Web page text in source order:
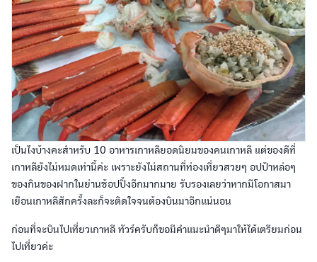
เป็นไงบ้างคะสำหรับ 10 อาหารเกาหลียอดนิยมของคนเกาหลี แต่ของดีที่
เกาหลียังไม่หมดเท่านี้ค่ะ เพราะยังไม่สถานที่ท่องเที่ยวสวยๆ อปป้าหล่อๆ
ของกินของฝากในย่านช้อปปิ้งอีกมากมาย รับรองเลยว่าหากมีโอกาสมา
เยือนเกาหลีสักครั้งละก็จะติดใจจนต้องบินมาอีกแน่นอน
ก่อนที่จะบินไปเที่ยวเกาหลี ทัวร์ครับก็ขอมีคำแนะนำดีๆมาให้ได้เตรียมก่อน
ไปเที่ยวค่ะ